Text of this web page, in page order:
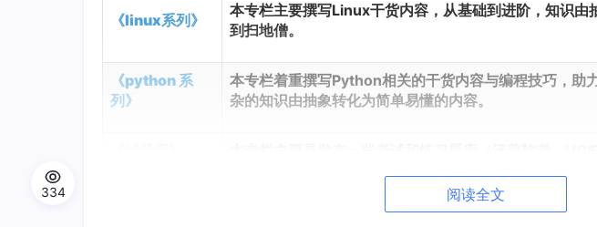
《linux系列》
本专栏主要撰写Linux干货内容，从基础到进阶，知识由
到扫地僧。
《python 系
列》
本专栏着重撰写Python相关的干货内容与编程技巧，助
杂的知识由抽象转化为简单易懂的内容。
阅读全文
334